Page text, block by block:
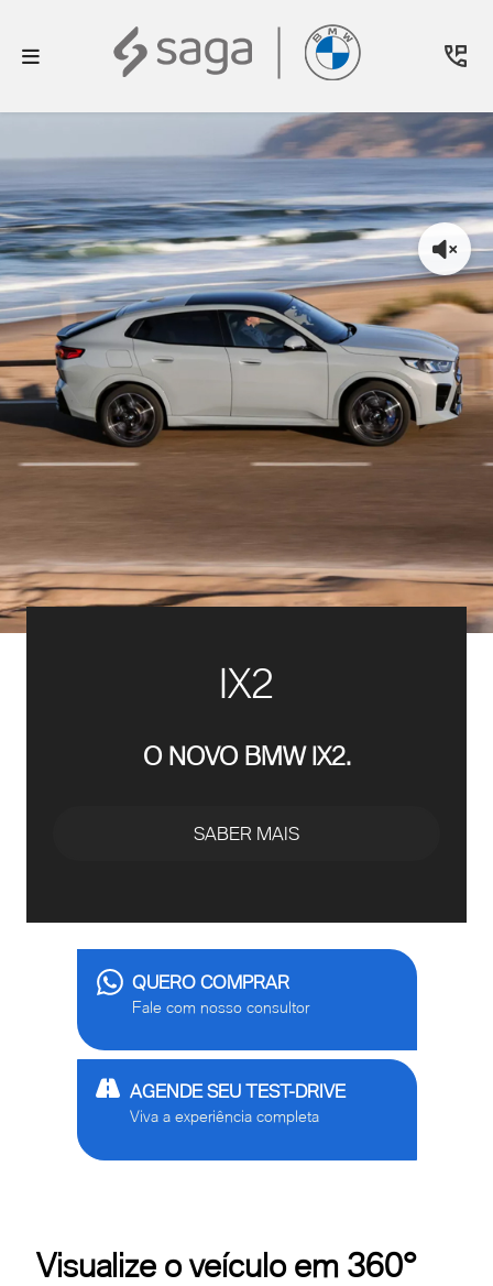
IX2
O NOVO BMW IX2.
SABER MAIS
QUERO COMPRAR
Fale com nosso consultor
AGENDE SEU TEST-DRIVE
Viva a experiência completa
Visualize o veículo em 360°